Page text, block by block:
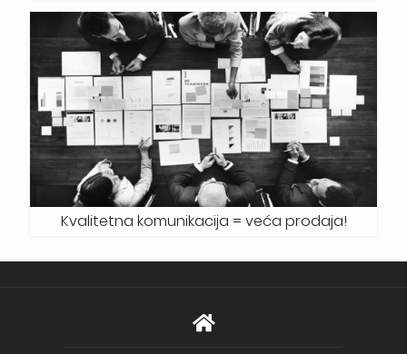
Kvalitetna komunikacija = veća prodaja!